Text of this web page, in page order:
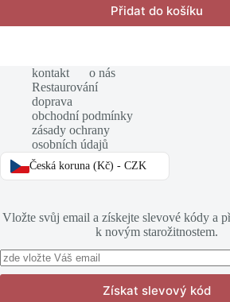
Přidat do košíku
kontakt
o nás
Restaurování
doprava
obchodní podmínky
zásady ochrany
osobních údajů
Česká koruna (Kč) - CZK
Vložte svůj email a získejte slevové kódy a
k novým starožitnostem.
Získat slevový kód